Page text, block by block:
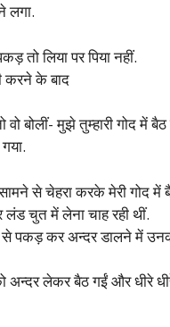
लगा.
तो लिया पर पिया नहीं.
करने के बाद
वो बोलीं- मुझे तुम्हारी गोद में
से चेहरा करके मेरी गोद में
लंड चुत में लेना चाह रही थीं.
पकड़ कर अन्दर डालने में
लेकर बैठ गईं और धीरे